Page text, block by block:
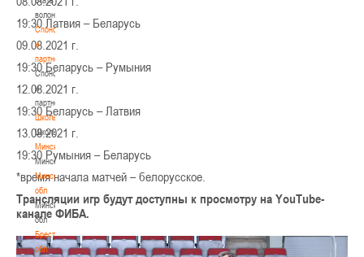
волонтером
Спонсоры
и
партнеры
Спонсоры
и
партнеры
Школы
Школы
Минск
Минск
Минская
обл
Минская
обл
Брестская
обл
19:30 Латвия – Беларусь
09.08.2021 г.
19:30 Беларусь – Румыния
12.08.2021 г.
19:30 Беларусь – Латвия
13.08.2021 г.
19:30 Румыния – Беларусь
*время начала матчей – белорусское.
Трансляции игр будут доступны к просмотру на YouTube-
канале ФИБА.